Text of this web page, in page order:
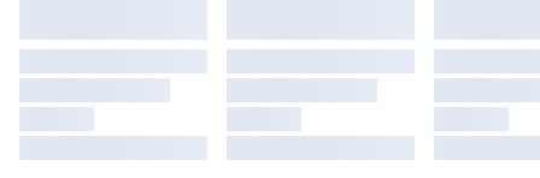
Zuheizer elektrisch
Scheibenbremsen an Vorder- und Hinterachse
Wartungsintervallanzeige "ASSYST"
12-V-Steckdose